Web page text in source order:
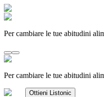
Per cambiare le tue abitudini
Per cambiare le tue abitudini
Ottieni Listonic